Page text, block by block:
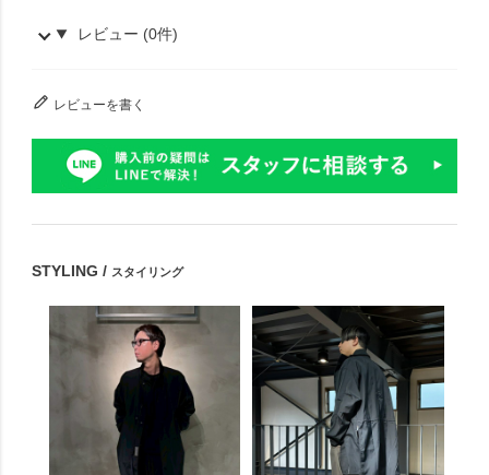
レビュー (0件)
レビューを書く
STYLING / スタイリング